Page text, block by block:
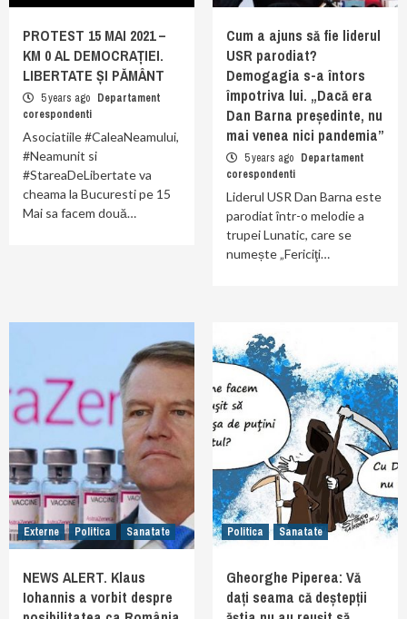
PROTEST 15 MAI 2021 –
KM 0 AL DEMOCRAȚIEI.
LIBERTATE ȘI PĂMÂNT
5 years ago Departament
corespondenti
Asociatiile #CaleaNeamului,
#Neamunit si
#StareaDeLibertate va
cheama la Bucuresti pe 15
Mai sa facem două…
Cum a ajuns să fie liderul
USR parodiat?
Demogagia s-a întors
împotriva lui. „Dacă era
Dan Barna președinte, nu
mai venea nici pandemia”
5 years ago Departament
corespondenti
Liderul USR Dan Barna este
parodiat într-o melodie a
trupei Lunatic, care se
numește „Fericiţi…
Externe Politica Sanatate
NEWS ALERT. Klaus
Iohannis a vorbit despre
Politica Sanatate
Gheorghe Piperea: Vă
dați seama că deștepții